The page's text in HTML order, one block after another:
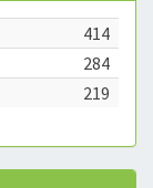
414
284
219